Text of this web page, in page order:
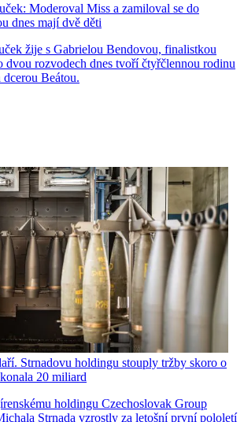
Moderoval Miss a zamiloval se do
dnes mají dvě děti
žije s Gabrielou Bendovou, finalistkou
dvou rozvodech dnes tvoří čtyřčlennou rodinu
dcerou Beátou.
Strnadovu holdingu stouply tržby skoro o
20 miliard
holdingu Czechoslovak Group
Strnada vzrostly za letošní první pololetí